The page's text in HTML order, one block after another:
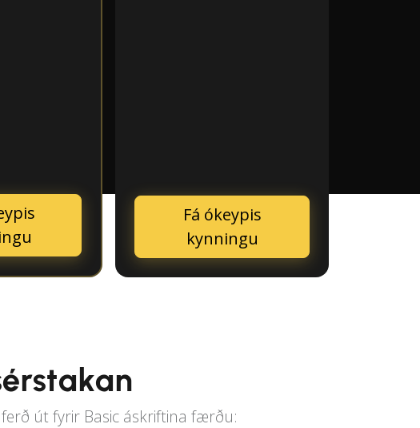
Fá ókeypis
kynningu
út fyrir Basic áskriftina færðu: